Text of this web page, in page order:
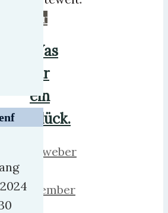
mehr
Was
für
ein
Glück.
herrweber
6.
November